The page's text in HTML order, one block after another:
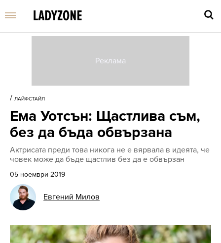
/ ЛАЙФСТАЙЛ
Ема Уотсън: Щастлива съм,
без да бъда обвързана
Актрисата преди това никога не е вярвала в идеята, че
човек може да бъде щастлив без да е обвързан
05 ноември 2019
Евгений Милов